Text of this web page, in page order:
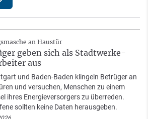
an Haustür
geben sich als Stadtwerke-
aus
und Baden-Baden klingeln Betrüger an
und versuchen, Menschen zu einem
ihres Energieversorgers zu überreden.
sollten keine Daten herausgeben.